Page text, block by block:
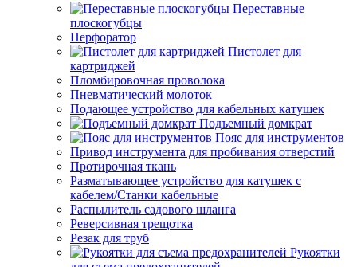
Переставные
плоскогубцы
Перфоратор
Пистолет для
картриджей
Пломбировочная проволока
Пневматический молоток
Подающее устройство для кабельных катушек
Подъемный домкрат
Пояс для инструментов
Привод инструмента для пробивания отверстий
Протирочная ткань
Разматывающее устройство для катушек с
кабелем/Станки кабельные
Распылитель садового шланга
Реверсивная трещотка
Резак для труб
Рукоятки